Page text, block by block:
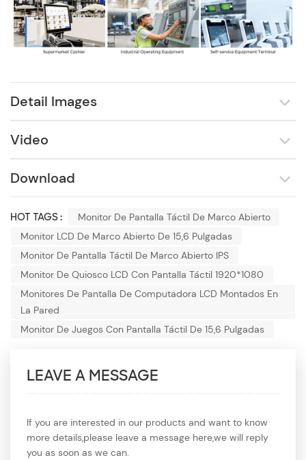
Detail Images
Video
Download
HOT TAGS :
Monitor De Pantalla Táctil De Marco Abierto
Monitor LCD De Marco Abierto De 15,6 Pulgadas
Monitor De Pantalla Táctil De Marco Abierto IPS
Monitor De Quiosco LCD Con Pantalla Táctil 1920*1080
Monitores De Pantalla De Computadora LCD Montados En
La Pared
Monitor De Juegos Con Pantalla Táctil De 15,6 Pulgadas
LEAVE A MESSAGE
If you are interested in our products and want to know
more details,please leave a message here,we will reply
you as soon as we can.